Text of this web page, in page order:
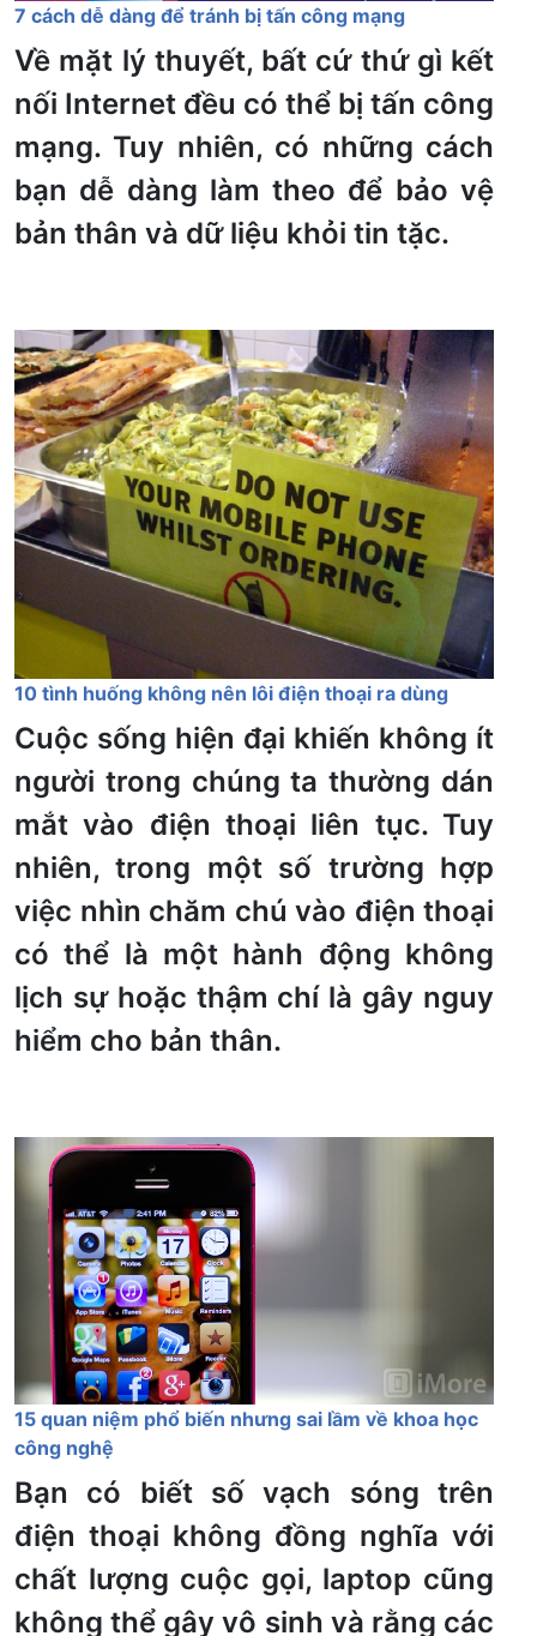
7 cách dễ dàng để tránh bị tấn công mạng
Về mặt lý thuyết, bất cứ thứ gì kết
nối Internet đều có thể bị tấn công
mạng. Tuy nhiên, có những cách
bạn dễ dàng làm theo để bảo vệ
bản thân và dữ liệu khỏi tin tặc.
10 tình huống không nên lôi điện thoại ra dùng
Cuộc sống hiện đại khiến không ít
người trong chúng ta thường dán
mắt vào điện thoại liên tục. Tuy
nhiên, trong một số trường hợp
việc nhìn chăm chú vào điện thoại
có thể là một hành động không
lịch sự hoặc thậm chí là gây nguy
hiểm cho bản thân.
15 quan niệm phổ biến nhưng sai lầm về khoa học
công nghệ
Bạn có biết số vạch sóng trên
điện thoại không đồng nghĩa với
chất lượng cuộc gọi, laptop cũng
không thể gây vô sinh và rằng các